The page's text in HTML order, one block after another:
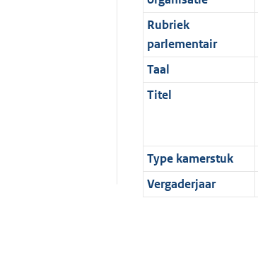
Rubriek
parlementair
Taal
Titel
Type kamerstuk
Vergaderjaar